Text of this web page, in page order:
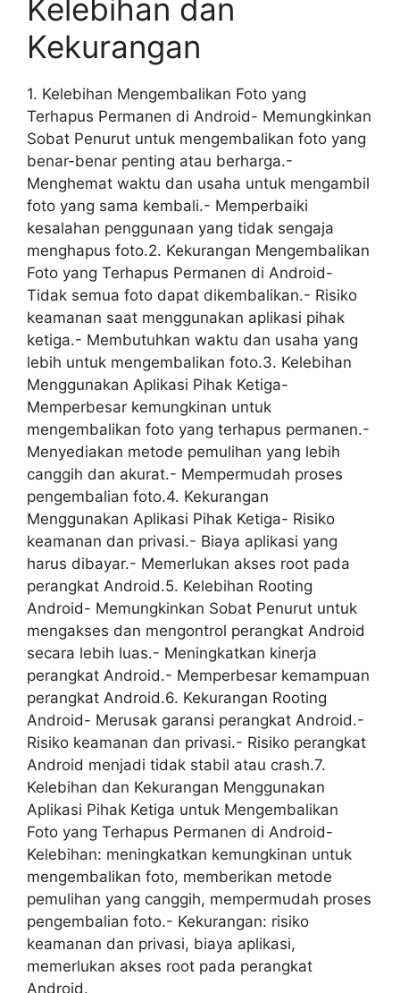
Kelebihan dan
Kekurangan
1. Kelebihan Mengembalikan Foto yang
Terhapus Permanen di Android- Memungkinkan
Sobat Penurut untuk mengembalikan foto yang
benar-benar penting atau berharga.-
Menghemat waktu dan usaha untuk mengambil
foto yang sama kembali.- Memperbaiki
kesalahan penggunaan yang tidak sengaja
menghapus foto.2. Kekurangan Mengembalikan
Foto yang Terhapus Permanen di Android-
Tidak semua foto dapat dikembalikan.- Risiko
keamanan saat menggunakan aplikasi pihak
ketiga.- Membutuhkan waktu dan usaha yang
lebih untuk mengembalikan foto.3. Kelebihan
Menggunakan Aplikasi Pihak Ketiga-
Memperbesar kemungkinan untuk
mengembalikan foto yang terhapus permanen.-
Menyediakan metode pemulihan yang lebih
canggih dan akurat.- Mempermudah proses
pengembalian foto.4. Kekurangan
Menggunakan Aplikasi Pihak Ketiga- Risiko
keamanan dan privasi.- Biaya aplikasi yang
harus dibayar.- Memerlukan akses root pada
perangkat Android.5. Kelebihan Rooting
Android- Memungkinkan Sobat Penurut untuk
mengakses dan mengontrol perangkat Android
secara lebih luas.- Meningkatkan kinerja
perangkat Android.- Memperbesar kemampuan
perangkat Android.6. Kekurangan Rooting
Android- Merusak garansi perangkat Android.-
Risiko keamanan dan privasi.- Risiko perangkat
Android menjadi tidak stabil atau crash.7.
Kelebihan dan Kekurangan Menggunakan
Aplikasi Pihak Ketiga untuk Mengembalikan
Foto yang Terhapus Permanen di Android-
Kelebihan: meningkatkan kemungkinan untuk
mengembalikan foto, memberikan metode
pemulihan yang canggih, mempermudah proses
pengembalian foto.- Kekurangan: risiko
keamanan dan privasi, biaya aplikasi,
memerlukan akses root pada perangkat
Android.